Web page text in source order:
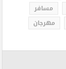
مسافر
مهرجان